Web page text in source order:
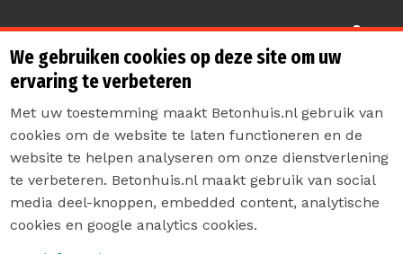
Sterk de toekomst in
Contact
Privacyverklaring
We gebruiken cookies op deze site om uw
ervaring te verbeteren
Met uw toestemming maakt Betonhuis.nl gebruik van
cookies om de website te laten functioneren en de
website te helpen analyseren om onze dienstverlening
te verbeteren. Betonhuis.nl maakt gebruik van social
media deel-knoppen, embedded content, analytische
cookies en google analytics cookies.